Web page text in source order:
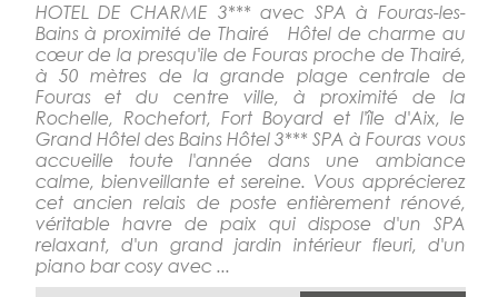
HOTEL DE CHARME 3*** avec SPA à Fouras-les-
Bains à proximité de Thairé Hôtel de charme au
cœur de la presqu'ile de Fouras proche de Thairé,
à 50 mètres de la grande plage centrale de
Fouras et du centre ville, à proximité de la
Rochelle, Rochefort, Fort Boyard et l'île d'Aix, le
Grand Hôtel des Bains Hôtel 3*** SPA à Fouras vous
accueille toute l'année dans une ambiance
calme, bienveillante et sereine. Vous apprécierez
cet ancien relais de poste entièrement rénové,
véritable havre de paix qui dispose d'un SPA
relaxant, d'un grand jardin intérieur fleuri, d'un
piano bar cosy avec ...